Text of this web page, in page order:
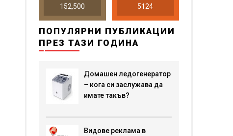
152,500 5124
ПОПУЛЯРНИ ПУБЛИКАЦИИ
ПРЕЗ ТАЗИ ГОДИНА
Домашен ледогенератор
– кога си заслужава да
имате такъв?
Видове реклама в